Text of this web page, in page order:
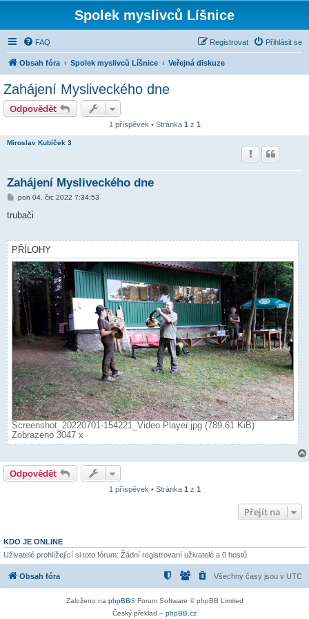
Spolek myslivců Líšnice
FAQ Přihlásit se
Registrovat
Obsah fóra Spolek myslivců Líšnice Veřejná diskuze
Zahájení Mysliveckého dne
Odpovědět
1 příspěvek • Stránka 1 z 1
Miroslav Kubíček 3
Zahájení Mysliveckého dne
P
í
v
e
k
pon 04. črc 2022 7:34:53
trubači
PŘÍLOHY
Screenshot_20220701-154221_Video Player.jpg (789.61 KiB)
Zobrazeno 3047 x
Odpovědět
1 příspěvek • Stránka 1 z 1
Přejít na
KDO JE ONLINE
Uživatelé prohlížející si toto fórum: Žádní registrovaní uživatelé a 0 hostů
Obsah fóra Všechny časy jsou v UTC
Založeno na phpBB® Forum Software © phpBB Limited
Český překlad – phpBB.cz